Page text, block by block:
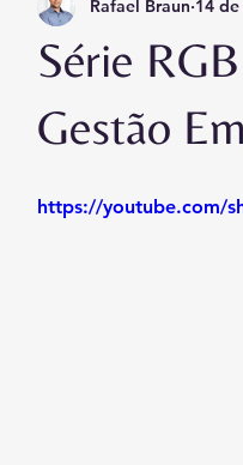
Série
Gestão
Rafael Braun 14
https://youtube.com/